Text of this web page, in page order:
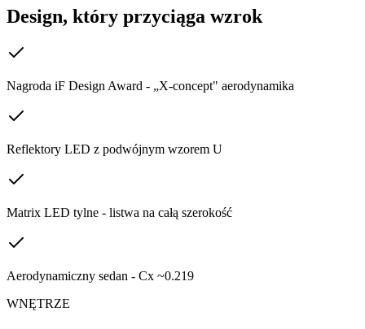
Design, który przyciąga wzrok
Nagroda iF Design Award - „X-concept" aerodynamika
Reflektory LED z podwójnym wzorem U
Matrix LED tylne - listwa na całą szerokość
Aerodynamiczny sedan - Cx ~0.219
WNĘTRZE